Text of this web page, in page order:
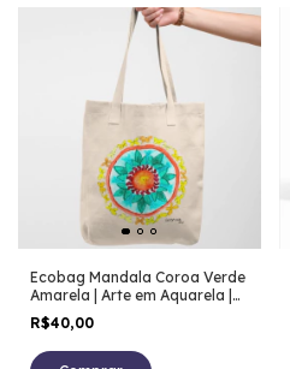
Ecobag Mandala Coroa Verde
Amarela | Arte em Aquarela |
Arte Autoral
R$40,00